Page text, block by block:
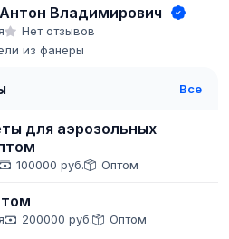
Владимирович
Нет отзывов
из фанеры
Все
для аэрозольных
100000 руб. Оптом
200000 руб. Оптом